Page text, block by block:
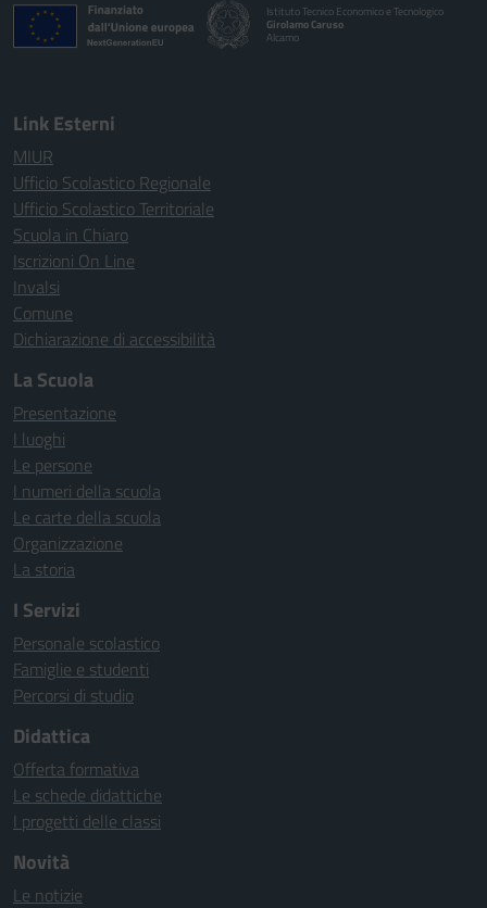
Istituto Tecnico Economico e Tecnologico
Girolamo Caruso
Alcamo
Link Esterni
MIUR
Ufficio Scolastico Regionale
Ufficio Scolastico Territoriale
Scuola in Chiaro
Iscrizioni On Line
Invalsi
Comune
Dichiarazione di accessibilità
La Scuola
Presentazione
I luoghi
Le persone
I numeri della scuola
Le carte della scuola
Organizzazione
La storia
I Servizi
Personale scolastico
Famiglie e studenti
Percorsi di studio
Didattica
Offerta formativa
Le schede didattiche
I progetti delle classi
Novità
Le notizie